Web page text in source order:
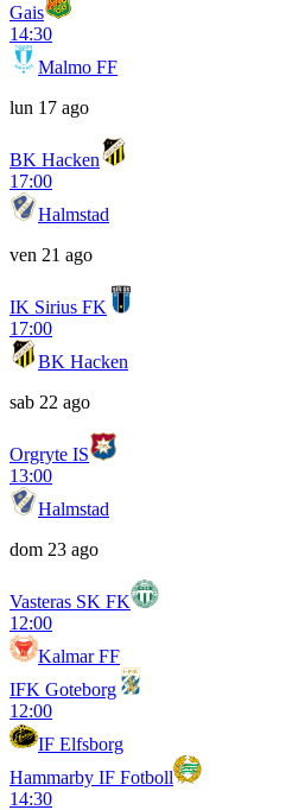
Gais
14:30
Malmo FF
lun 17 ago
BK Hacken
17:00
Halmstad
ven 21 ago
IK Sirius FK
17:00
BK Hacken
sab 22 ago
Orgryte IS
13:00
Halmstad
dom 23 ago
Vasteras SK FK
12:00
Kalmar FF
IFK Goteborg
12:00
IF Elfsborg
Hammarby IF Fotboll
14:30